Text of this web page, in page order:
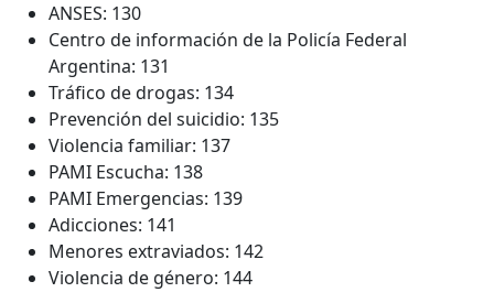
ANSES: 130
Centro de información de la Policía Federal
Argentina: 131
Tráfico de drogas: 134
Prevención del suicidio: 135
Violencia familiar: 137
PAMI Escucha: 138
PAMI Emergencias: 139
Adicciones: 141
Menores extraviados: 142
Violencia de género: 144